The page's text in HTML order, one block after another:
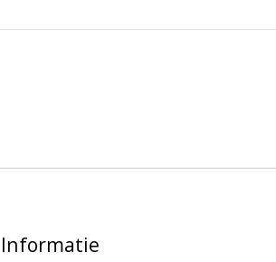
Informatie